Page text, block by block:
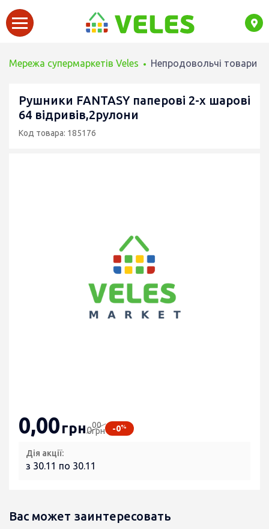
Мережа супермаркетів Veles Непродовольчі товари
Рушники FANTASY паперові 2-х шарові
64 відривів,2рулони
Код товара: 185176
0,00грн000
грн -0%
Дія акції:
з 30.11 по 30.11
Вас может заинтересовать